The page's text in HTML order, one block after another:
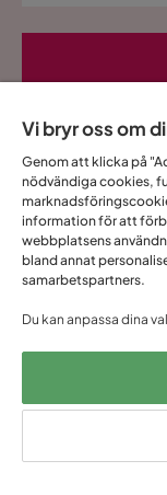
nyhetsbrev och
personuppgifter för
anpassats till mig
Ja, tack! Jag
sidor.
Allt detta
•
Vi bryr oss om
Genom att klicka på
nödvändiga cookies,
information för att
webbplatsens
bland annat
samarbetspartners.
Du kan anpassa dina